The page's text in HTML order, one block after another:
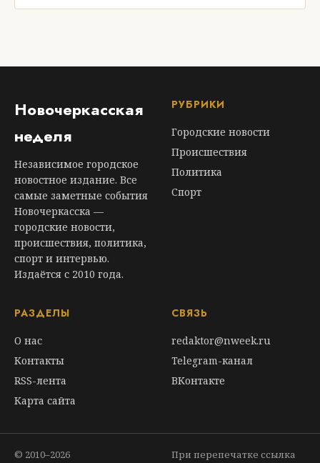
Новочеркасская
неделя
Независимое городское
новостное издание. Все
самые заметные события
Новочеркасска —
городские новости,
происшествия, политика,
спорт и интервью.
Издаётся с 2010 года.
РУБРИКИ
Городские новости
Происшествия
Политика
Спорт
РАЗДЕЛЫ
О нас
Контакты
RSS-лента
Карта сайта
СВЯЗЬ
redaktor@nweek.ru
Telegram-канал
ВКонтакте
© 2010–2026 При перепечатке ссылка